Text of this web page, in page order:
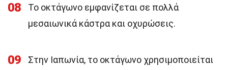
08
Το οκτάγωνο εμφανίζεται σε πολλά
μεσαιωνικά κάστρα και οχυρώσεις.
09
Στην Ιαπωνία, το οκτάγωνο χρησιμοποιείται